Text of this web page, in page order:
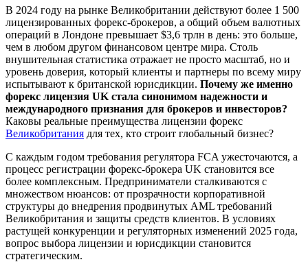
Требования к регистрации компании и офису
Критерии для директора и ключевых
сотрудников
Комплаенс и AML требования FCA
AML/KYC: какие документы нужны?
Защита средств клиентов и управление
рисками
Получение форекс лицензии в
Великобритании
Документы и бизнес-план: как подготовить
Подача заявления в FCA: как действовать?
В 2024 году на рынке Великобритании действуют более 1 500
лицензированных форекс-брокеров, а общий объем валютных
операций в Лондоне превышает $3,6 трлн в день: это больше,
чем в любом другом финансовом центре мира. Столь
внушительная статистика отражает не просто масштаб, но и
уровень доверия, который клиенты и партнеры по всему миру
испытывают к британской юрисдикции. Почему же именно
форекс лицензия UK стала синонимом надежности и
международного признания для брокеров и инвесторов?
Каковы реальные преимущества лицензии форекс
Великобритания для тех, кто строит глобальный бизнес?
С каждым годом требования регулятора FCA ужесточаются, а
процесс регистрации форекс-брокера UK становится все
более комплексным. Предприниматели сталкиваются с
множеством нюансов: от прозрачности корпоративной
структуры до внедрения продвинутых AML требований
Великобритания и защиты средств клиентов. В условиях
растущей конкуренции и регуляторных изменений 2025 года,
вопрос выбора лицензии и юрисдикции становится
стратегическим.